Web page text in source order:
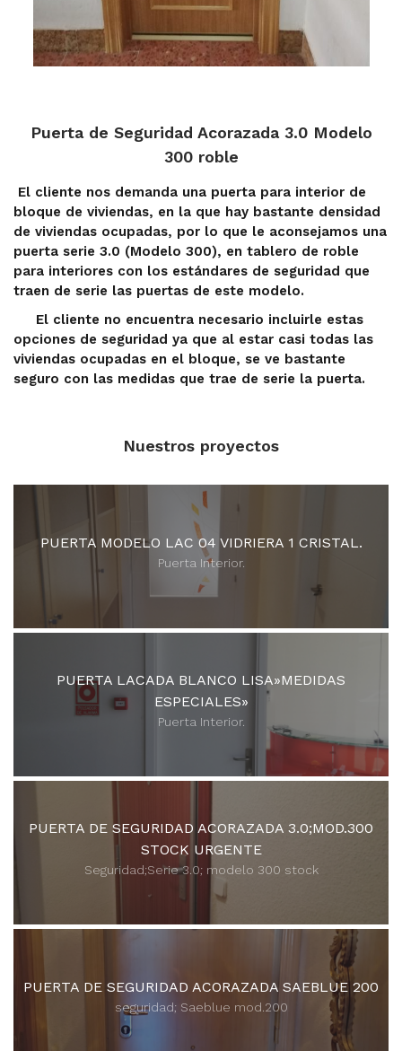
Puerta de Seguridad Acorazada 3.0 Modelo
300 roble
El cliente nos demanda una puerta para interior de
bloque de viviendas, en la que hay bastante densidad
de viviendas ocupadas, por lo que le aconsejamos una
puerta serie 3.0 (Modelo 300), en tablero de roble
para interiores con los estándares de seguridad que
traen de serie las puertas de este modelo.
El cliente no encuentra necesario incluirle estas
opciones de seguridad ya que al estar casi todas las
viviendas ocupadas en el bloque, se ve bastante
seguro con las medidas que trae de serie la puerta.
Nuestros proyectos
PUERTA MODELO LAC 04 VIDRIERA 1 CRISTAL.
Puerta Interior.
PUERTA LACADA BLANCO LISA»MEDIDAS
ESPECIALES»
Puerta Interior.
PUERTA DE SEGURIDAD ACORAZADA 3.0;MOD.300
STOCK URGENTE
Seguridad;Serie 3.0; modelo 300 stock
PUERTA DE SEGURIDAD ACORAZADA SAEBLUE 200
seguridad; Saeblue mod.200